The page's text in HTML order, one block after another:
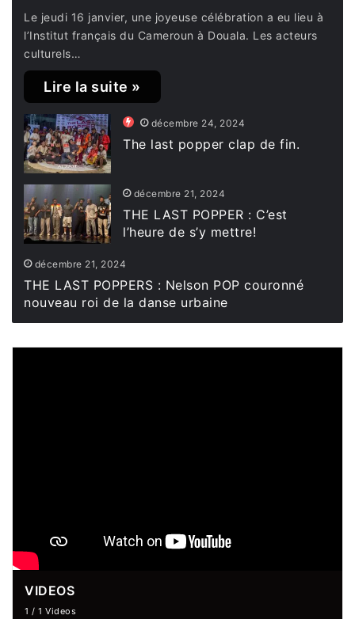
Le jeudi 16 janvier, une joyeuse célébration a eu lieu à
l’Institut français du Cameroun à Douala. Les acteurs
culturels…
Lire la suite »
décembre 24, 2024
The last popper clap de fin.
décembre 21, 2024
THE LAST POPPER : C’est
l’heure de s’y mettre!
décembre 21, 2024
THE LAST POPPERS : Nelson POP couronné
nouveau roi de la danse urbaine
VIDEOS
1 / 1 Videos